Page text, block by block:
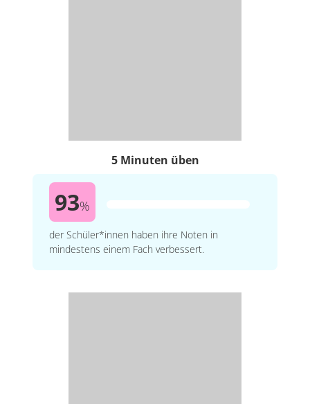
5 Minuten üben
93%
der Schüler*innen haben ihre Noten in
mindestens einem Fach verbessert.